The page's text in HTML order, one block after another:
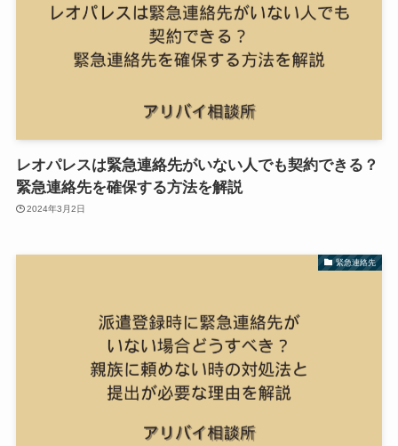
レオパレスは緊急連絡先がいない人でも契約できる？
緊急連絡先を確保する方法を解説
2024年3月2日
緊急連絡先